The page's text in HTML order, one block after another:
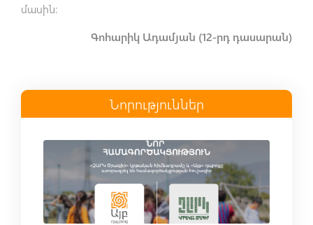
մասին։
Գոհարիկ Ադամյան (12-րդ դասարան)
Նորություններ
Read more